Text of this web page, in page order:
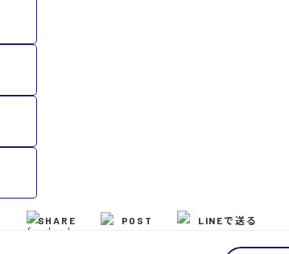
SHARE POST LINEで送る